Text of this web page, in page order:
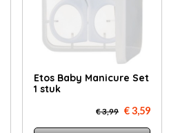
Etos Baby Manicure Set
1 stuk
€ 3,99 € 3,59